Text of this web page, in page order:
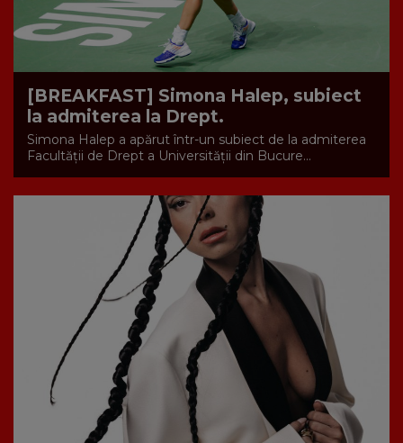
[BREAKFAST] Simona Halep, subiect
la admiterea la Drept.
Simona Halep a apărut într-un subiect de la admiterea
Facultății de Drept a Universității din Bucure...